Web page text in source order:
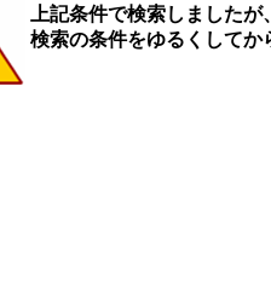
上記条件で検索しました
検索の条件をゆるくして